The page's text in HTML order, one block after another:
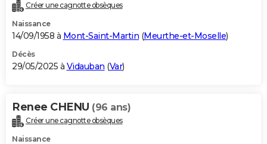
Créer une cagnotte obsèques
Naissance
14/09/1958 à Mont-Saint-Martin (Meurthe-et-Moselle)
Décès
29/05/2025 à Vidauban (Var)
Renee CHENU (96 ans)
Créer une cagnotte obsèques
Naissance